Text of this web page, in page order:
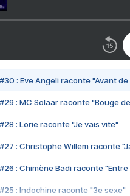
#30 : Eve Angeli raconte "Avant
#29 : MC Solaar raconte "Bouge
#28 : Lorie raconte "Je vais vite"
#27 : Christophe Willem raconte
#26 : Chimène Badi raconte
#25 : Indochine raconte "3e sexe"